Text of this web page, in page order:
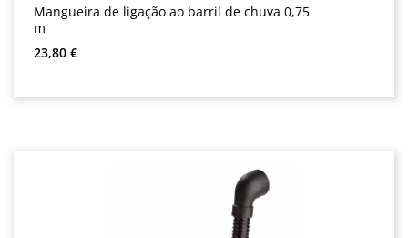
Mangueira de ligação ao barril de chuva 0,75
m
Preço normal:
23,80 €